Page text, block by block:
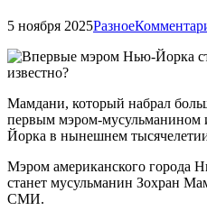
5 ноября 2025Разное
Мамдани, который набрал
первым мэром-
Йорка в нынешнем
Мэром американского города
станет мусульманин Зохран
СМИ.